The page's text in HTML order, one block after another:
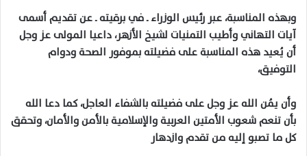
وبهذه المناسبة، عبر رئيس الوزراء ــ في برقيته ــ عن تقديم أسمى
آيات التهاني وأطيب التمنيات لشيخ الأزهر، داعيا المولى عز وجل
أن يُعيد هذه المناسبة على فضيلته بموفور الصحة ودوام
التوفيق،
وأن يمُن الله عز وجل على فضيلته بالشفاء العاجل، كما دعا الله
بأن تنعم شعوب الأمتين العربية والإسلامية بالأمن والأمان، وتحقق
كل ما تصبو إليه من تقدم وازدهار